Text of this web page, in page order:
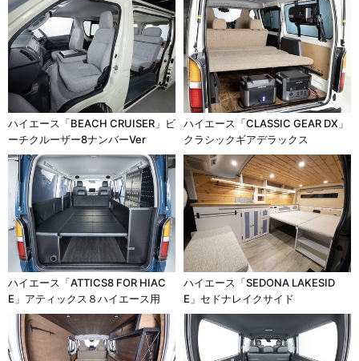
ハイエース「BEACH CRUISER」ビ
ーチクルーザー8ナンバーVer
ハイエース「CLASSIC GEAR DX」
クラシックギアデラックス
ハイエース「ATTICS8 FOR HIAC
E」アティックス８ハイエース用
ハイエース「SEDONA LAKESID
E」セドナレイクサイド